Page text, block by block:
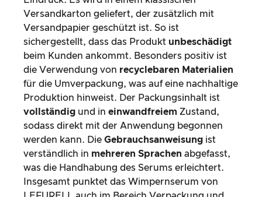
Versandkarton geliefert, der zusätzlich mit
Versandpapier geschützt ist. So ist
sichergestellt, dass das Produkt unbeschädigt
beim Kunden ankommt. Besonders positiv ist
die Verwendung von recyclebaren Materialien
für die Umverpackung, was auf eine nachhaltige
Produktion hinweist. Der Packungsinhalt ist
vollständig und in einwandfreiem Zustand,
sodass direkt mit der Anwendung begonnen
werden kann. Die Gebrauchsanweisung ist
verständlich in mehreren Sprachen abgefasst,
was die Handhabung des Serums erleichtert.
Insgesamt punktet das Wimpernserum von